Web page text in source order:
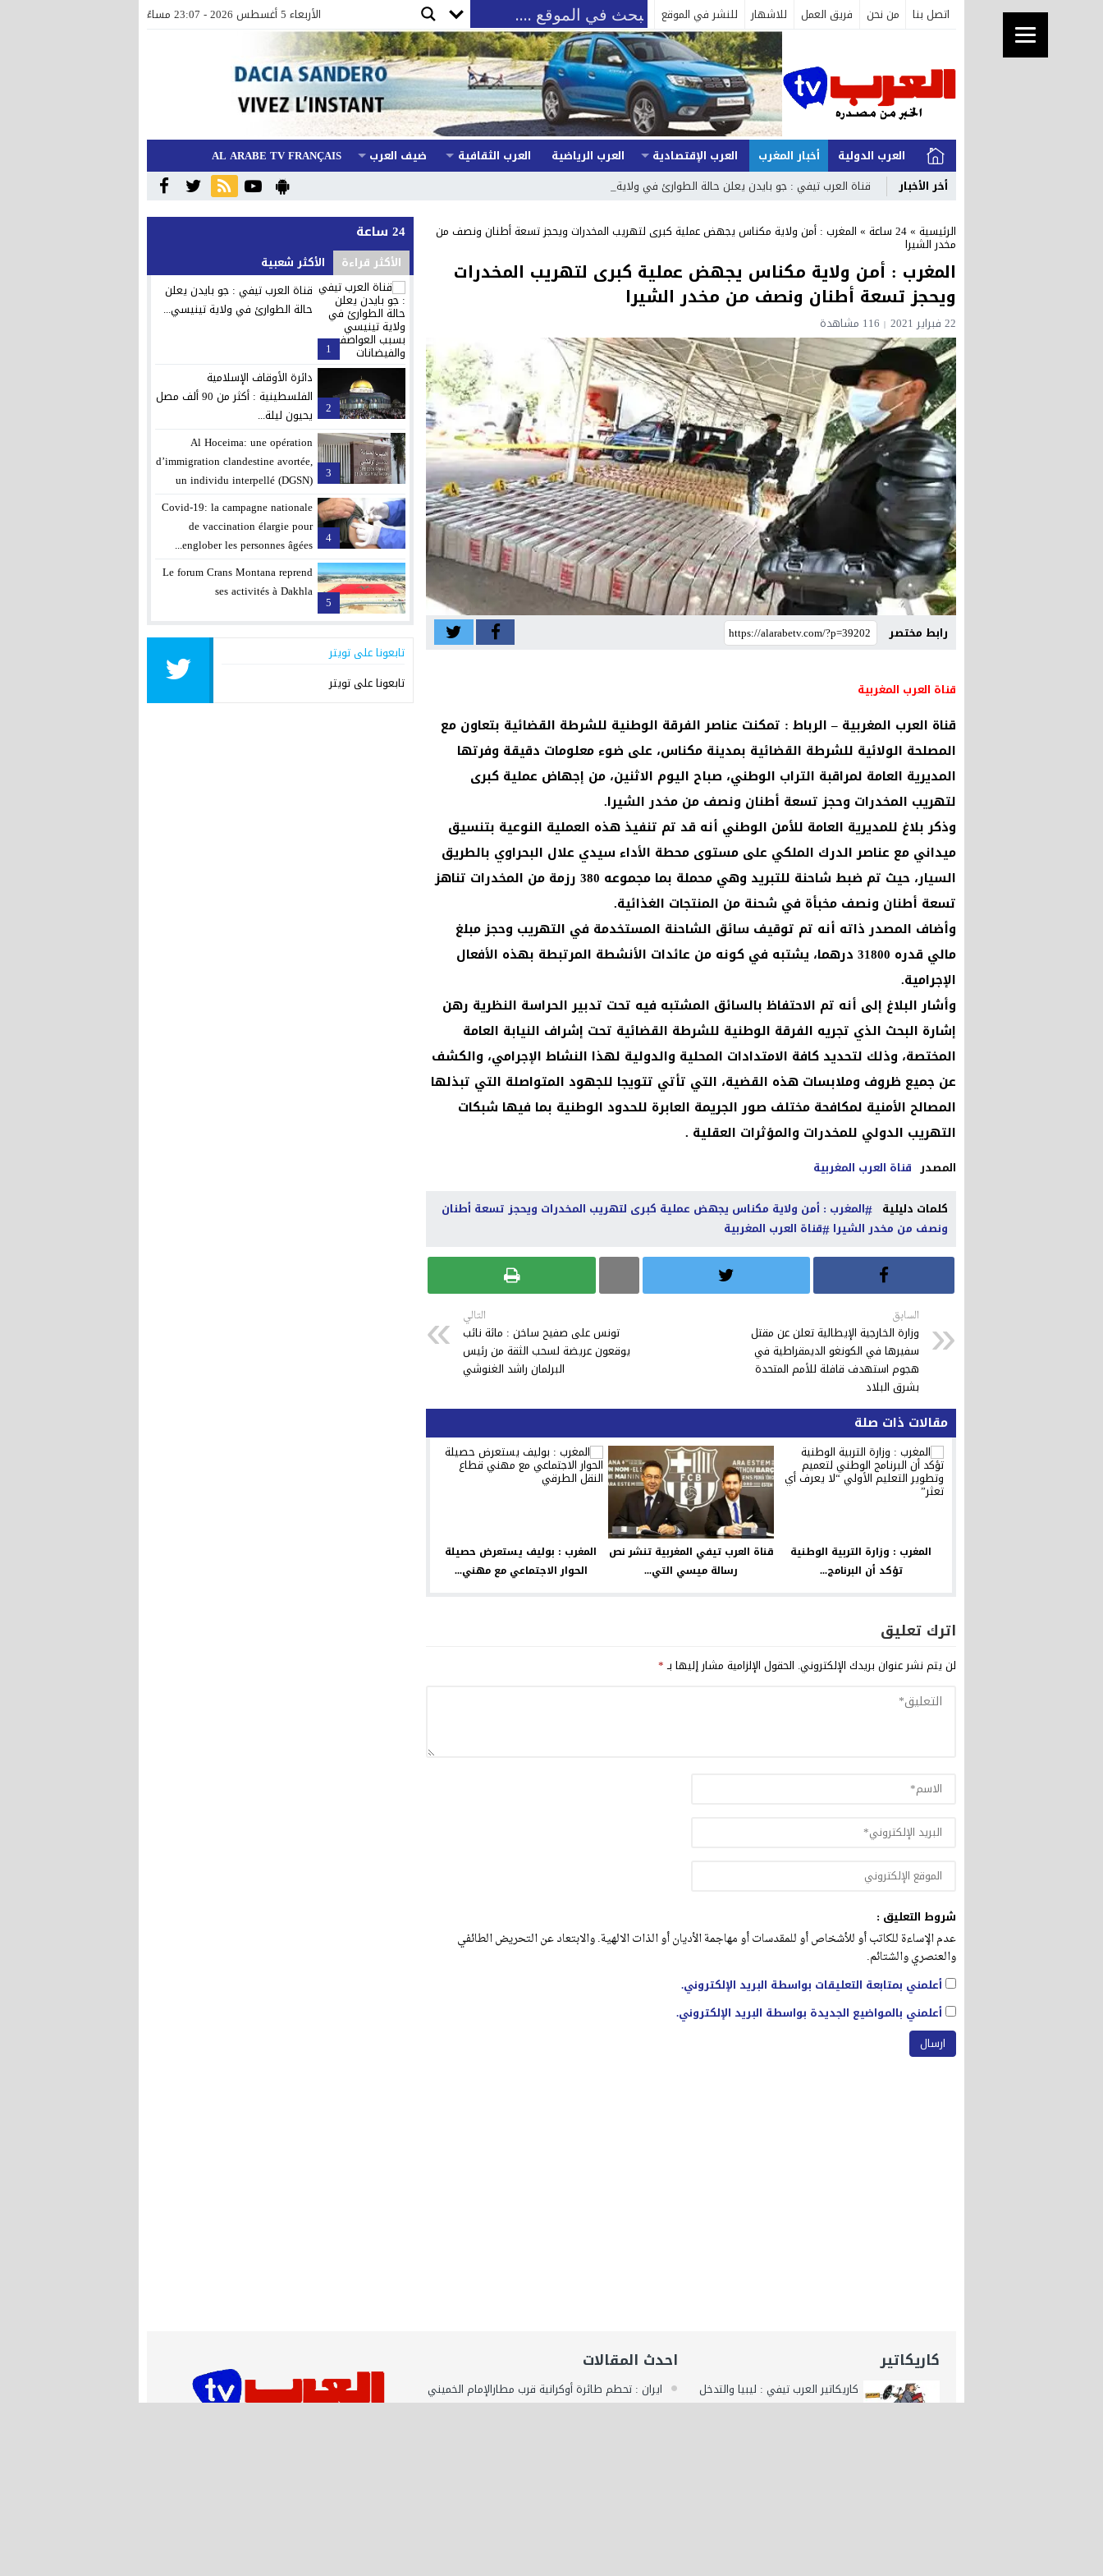
اتصل بنا من نحن فريق العمل للاشهار للنشر في الموقع الأربعاء 5 أغسطس 2026 - 23:07 مساءً
العرب الدولية أخبار المغرب العرب الإقتصادية العرب الرياضية العرب الثقافية ضيف العرب
AL ARABE TV FRANÇAIS
أخر الأخبار
قناة العرب تيفي : جو بايدن يعلن حالة الطوارئ في ولاية تينيسي بس_
الرئيسية »24 ساعة » المغرب : أمن ولاية مكناس يجهض عملية كبرى لتهريب المخدرات ويحجز تسعة أطنان ونصف من
مخدر الشيرا
المغرب : أمن ولاية مكناس يجهض عملية كبرى لتهريب المخدرات
ويحجز تسعة أطنان ونصف من مخدر الشيرا
22 فبراير 2021 116 مشاهدة
رابط مختصر
قناة العرب المغربية
قناة العرب المغربية – الرباط : تمكنت عناصر الفرقة الوطنية للشرطة القضائية بتعاون مع
المصلحة الولائية للشرطة القضائية بمدينة مكناس، على ضوء معلومات دقيقة وفرتها
المديرية العامة لمراقبة التراب الوطني، صباح اليوم الاثنين، من إجهاض عملية كبرى
لتهريب المخدرات وحجز تسعة أطنان ونصف من مخدر الشيرا.
وذكر بلاغ للمديرية العامة للأمن الوطني أنه قد تم تنفيذ هذه العملية النوعية بتنسيق
ميداني مع عناصر الدرك الملكي على مستوى محطة الأداء سيدي علال البحراوي بالطريق
السيار، حيث تم ضبط شاحنة للتبريد وهي محملة بما مجموعه 380 رزمة من المخدرات تناهز
تسعة أطنان ونصف مخبأة في شحنة من المنتجات الغذائية.
وأضاف المصدر ذاته أنه تم توقيف سائق الشاحنة المستخدمة في التهريب وحجز مبلغ
مالي قدره 31800 درهما، يشتبه في كونه من عائدات الأنشطة المرتبطة بهذه الأفعال
الإجرامية.
وأشار البلاغ إلى أنه تم الاحتفاظ بالسائق المشتبه فيه تحت تدبير الحراسة النظرية رهن
إشارة البحث الذي تجريه الفرقة الوطنية للشرطة القضائية تحت إشراف النيابة العامة
المختصة، وذلك لتحديد كافة الامتدادات المحلية والدولية لهذا النشاط الإجرامي، والكشف
عن جميع ظروف وملابسات هذه القضية، التي تأتي تتويجا للجهود المتواصلة التي تبذلها
المصالح الأمنية لمكافحة مختلف صور الجريمة العابرة للحدود الوطنية بما فيها شبكات
التهريب الدولي للمخدرات والمؤثرات العقلية .
المصدر قناة العرب المغربية
كلمات دليلية
المغرب : أمن ولاية مكناس يجهض عملية كبرى لتهريب المخدرات ويحجز تسعة أطنان
ونصف من مخدر الشيرا قناة العرب المغربية
السابق
وزارة الخارجية الإيطالية تعلن عن مقتل
سفيرها في الكونغو الديمقراطية في
هجوم استهدف قافلة للأمم المتحدة
بشرق البلاد
التالي
تونس على صفيح ساخن : مائة نائب
يوقعون عريضة لسحب الثقة من رئيس
البرلمان راشد الغنوشي
مقالات ذات صلة
المغرب : وزارة التربية الوطنية
تؤكد أن البرنامج...
قناة العرب تيفي المغربية تنشر نص
رسالة ميسي التي...
المغرب : بوليف يستعرض حصيلة
الحوار الاجتماعي مع مهني...
اترك تعليق
لن يتم نشر عنوان بريدك الإلكتروني. الحقول الإلزامية مشار إليها بـ*
شروط التعليق :
عدم الإساءة للكاتب أو للأشخاص أو للمقدسات أو مهاجمة الأديان أو الذات الالهية. والابتعاد عن التحريض الطائفي
والعنصري والشتائم.
أعلمني بمتابعة التعليقات بواسطة البريد الإلكتروني.
أعلمني بالمواضيع الجديدة بواسطة البريد الإلكتروني.
24 ساعة
الأكثر قراءة الأكثر شعبية
1
قناة العرب تيفي : جو بايدن يعلن
حالة الطوارئ في ولاية تينيسي...
2
دائرة الأوقاف الإسلامية
الفلسطينية : أكثر من 90 ألف مصل
يحيون ليلة...
3
Al Hoceima: une opération
d’immigration clandestine avortée,
un individu interpellé (DGSN)
4
Covid-19: la campagne nationale
de vaccination élargie pour
englober les personnes âgées...
5
Le forum Crans Montana reprend
ses activités à Dakhla
تابعونا على تويتر
تابعونا على تويتر
كاريكاتير
كاريكاتير العرب تيفي : ليبيا والتدخل
الخارجي
احدث المقالات
ايران : تحطم طائرة أوكرانية قرب مطارالإمام الخميني
بطهران يخلف مصرع 180...